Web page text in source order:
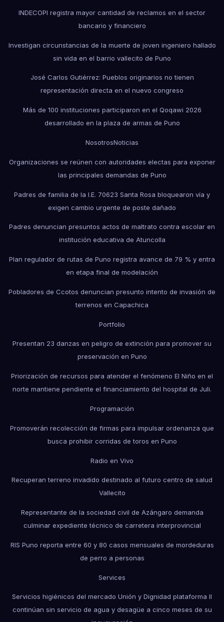
INDECOPI registra mayor cantidad de reclamos en el sector
bancario y financiero
Investigan circunstancias de la muerte de joven ingeniero hallado
sin vida en el barrio vallecito de Puno
José Carlos Gutiérrez: Pueblos originarios no tienen
representación directa en el nuevo congreso
Más de 100 instituciones participaron en el Qoqawi 2026
desarrollado en la plaza de armas de Puno
NosotrosNoticias
Organizaciones se reúnen con autoridades electas para exponer
las principales demandas de Puno
Padres de familia de la I.E. 70623 Santa Rosa bloquearon vía y
exigen cambio urgente de poste dañado
Padres denuncian presuntos actos de maltrato contra escolar en
institución educativa de Atuncolla
Plan regulador de rutas de Puno registra avance de 79 % y entra
en etapa final de modelación
Pobladores de Ccotos denuncian presunto intento de invasión de
terrenos en Capachica
Portfolio
Presentan 23 danzas en peligro de extinción para promover su
preservación en Puno
Priorización de recursos para atender el fenómeno El Niño en el
norte mantiene pendiente el financiamiento del hospital de Juli.
Programación
Promoverán recolección de firmas para impulsar ordenanza que
busca prohibir corridas de toros en Puno
Radio en Vivo
Recuperan terreno invadido destinado al futuro centro de salud
Vallecito
Representante de la sociedad civil de Azángaro demanda
culminar expediente técnico de carretera interprovincial
RIS Puno reporta entre 60 y 80 casos mensuales de mordeduras
de perro a personas
Services
Servicios higiénicos del mercado Unión y Dignidad plataforma II
continúan sin servicio de agua y desagüe a cinco meses de su